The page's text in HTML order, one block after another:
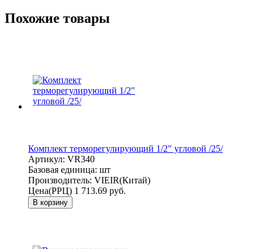
Похожие товары
Комплект терморегулирующий 1/2" угловой /25/
Артикул: VR340
Базовая единица: шт
Производитель: VIEIR(Китай)
Цена(РРЦ) 1 713.69 руб.
В корзину